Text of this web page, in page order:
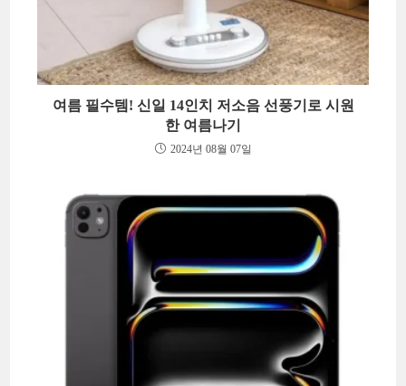
여름 필수템! 신일 14인치 저소음 선풍기로 시원
한 여름나기
2024년 08월 07일